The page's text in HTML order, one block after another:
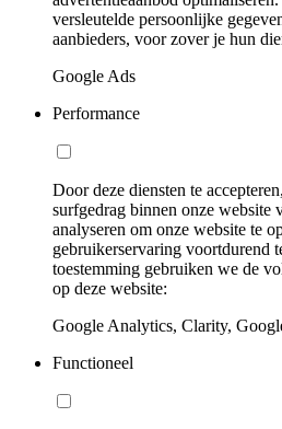
versleutelde persoonlijke
aanbieders, voor zover je hun
Google Ads
Performance
Door deze diensten te
surfgedrag binnen onze website
analyseren om onze website te
gebruikerservaring voortdurend
toestemming gebruiken we de
op deze website:
Google Analytics, Clarity,
Functioneel